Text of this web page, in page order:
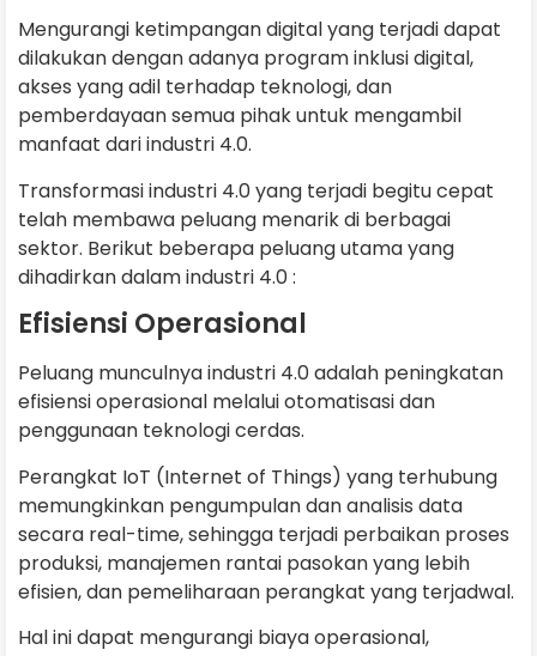
Mengurangi ketimpangan digital yang terjadi dapat
dilakukan dengan adanya program inklusi digital,
akses yang adil terhadap teknologi, dan
pemberdayaan semua pihak untuk mengambil
manfaat dari industri 4.0.
Transformasi industri 4.0 yang terjadi begitu cepat
telah membawa peluang menarik di berbagai
sektor. Berikut beberapa peluang utama yang
dihadirkan dalam industri 4.0 :
Efisiensi Operasional
Peluang munculnya industri 4.0 adalah peningkatan
efisiensi operasional melalui otomatisasi dan
penggunaan teknologi cerdas.
Perangkat IoT (Internet of Things) yang terhubung
memungkinkan pengumpulan dan analisis data
secara real-time, sehingga terjadi perbaikan proses
produksi, manajemen rantai pasokan yang lebih
efisien, dan pemeliharaan perangkat yang terjadwal.
Hal ini dapat mengurangi biaya operasional,